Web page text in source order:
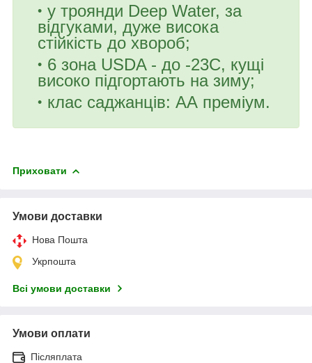
у троянди Deep Water, за
відгуками, дуже висока
стійкість до хвороб;
6 зона USDA - до -23С, кущі
високо підгортають на зиму;
клас саджанців: АА преміум.
Приховати
Умови доставки
Нова Пошта
Укрпошта
Всі умови доставки
Умови оплати
Післяплата